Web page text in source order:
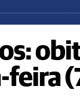
feira